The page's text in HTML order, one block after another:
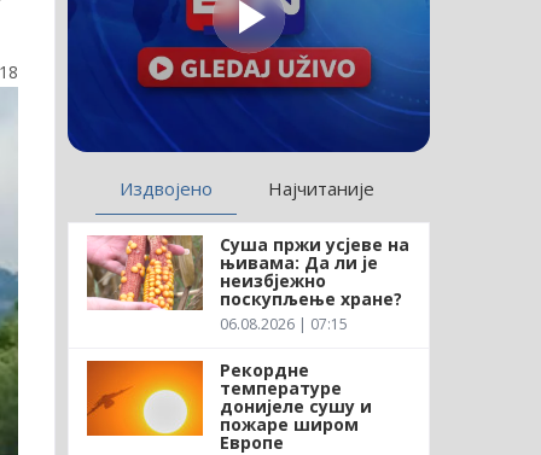
Издвојено Најчитаније
Суша пржи усјеве на
њивама: Да ли је
неизбјежно
поскупљење хране?
06.08.2026 | 07:15
Рекордне
температуре
донијеле сушу и
пожаре широм
Европе